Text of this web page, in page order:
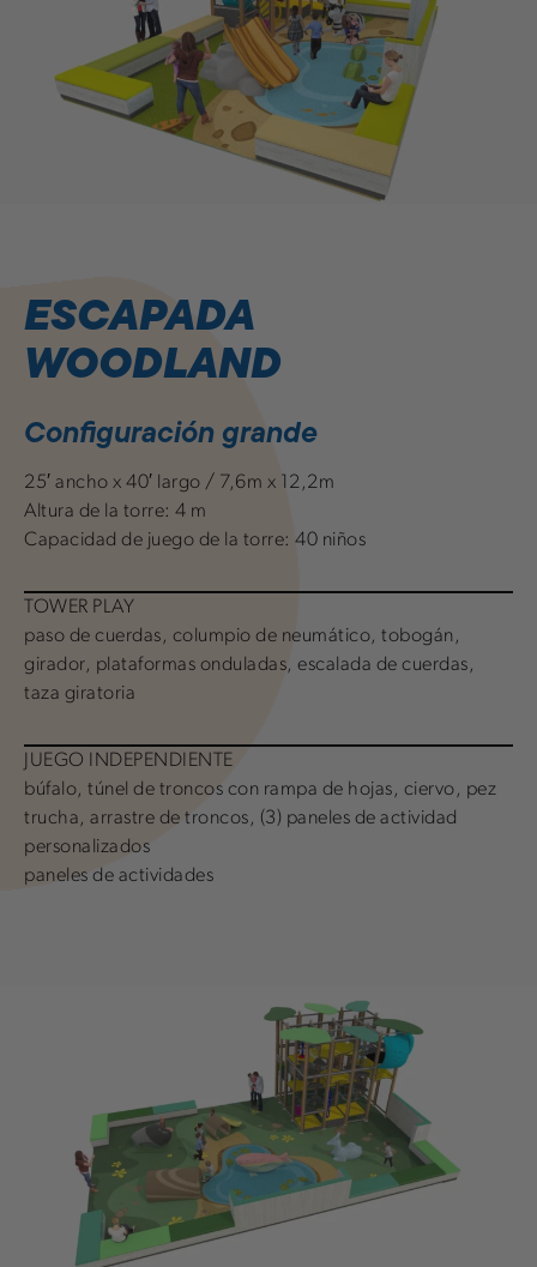
ESCAPADA
WOODLAND
Configuración grande
25′ ancho x 40′ largo / 7,6m x 12,2m
Altura de la torre: 4 m
Capacidad de juego de la torre: 40 niños
TOWER PLAY
paso de cuerdas, columpio de neumático, tobogán,
girador, plataformas onduladas, escalada de cuerdas,
taza giratoria
JUEGO INDEPENDIENTE
búfalo, túnel de troncos con rampa de hojas, ciervo, pez
trucha, arrastre de troncos, (3) paneles de actividad
personalizados
paneles de actividades